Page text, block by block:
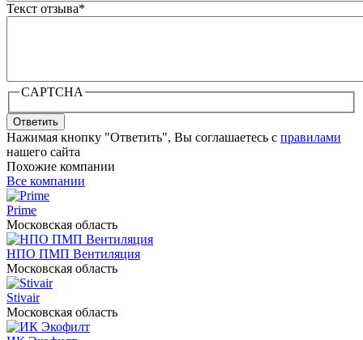
Текст отзыва*
CAPTCHA
Ответить
Нажимая кнопку "Ответить", Вы соглашаетесь с правилами
нашего сайта
Похожие компании
Все компании
Prime
Московская область
НПО ПМП Вентиляция
Московская область
Stivair
Московская область